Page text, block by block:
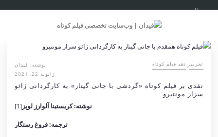
تجربی, نقد فیلم کوتاه نوشته: فیدان
ژانویه 22, 2021
نقدی بر فیلم کوتاه «گردشی با جانی گیتار» به کارگردانی ژائو
سزار مونتیرو
نوشته: کریستینا آلوارز لوپز [1]
ترجمه: فروغ رستگار